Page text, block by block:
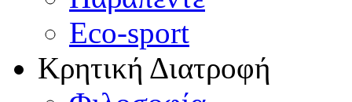
Eco-sport
Κρητική Διατροφή